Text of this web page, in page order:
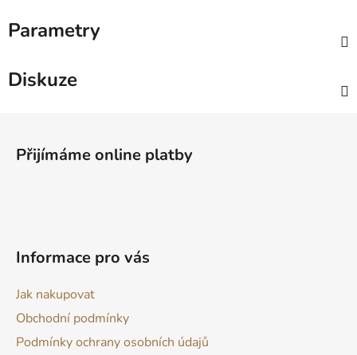
Parametry
Diskuze
Přijímáme online platby
Informace pro vás
Jak nakupovat
Obchodní podmínky
Podmínky ochrany osobních údajů